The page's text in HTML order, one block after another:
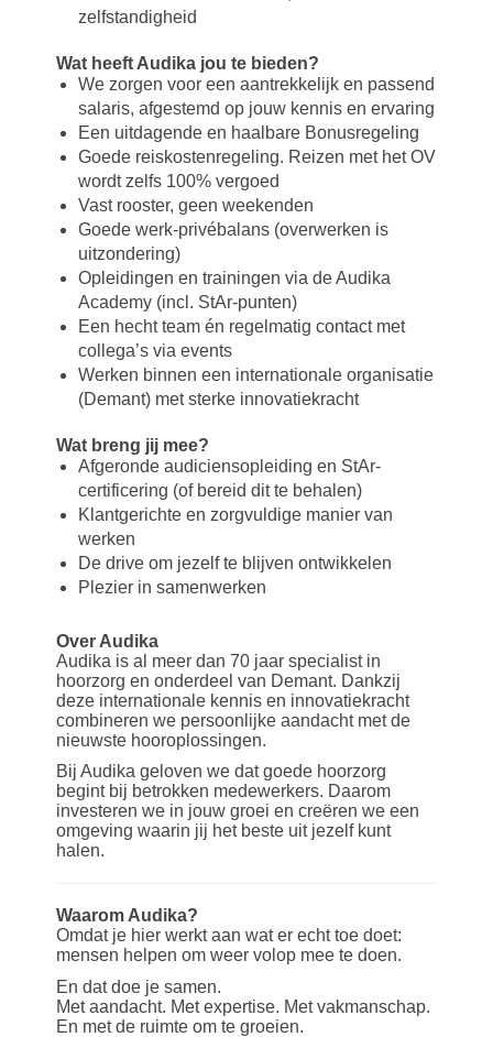
zelfstandigheid
Wat heeft Audika jou te bieden?
We zorgen voor een aantrekkelijk en passend
salaris, afgestemd op jouw kennis en ervaring
Een uitdagende en haalbare Bonusregeling
Goede reiskostenregeling. Reizen met het OV
wordt zelfs 100% vergoed
Vast rooster, geen weekenden
Goede werk-privébalans (overwerken is
uitzondering)
Opleidingen en trainingen via de Audika
Academy (incl. StAr-punten)
Een hecht team én regelmatig contact met
collega’s via events
Werken binnen een internationale organisatie
(Demant) met sterke innovatiekracht
Wat breng jij mee?
Afgeronde audiciensopleiding en StAr-
certificering (of bereid dit te behalen)
Klantgerichte en zorgvuldige manier van
werken
De drive om jezelf te blijven ontwikkelen
Plezier in samenwerken
Over Audika
Audika is al meer dan 70 jaar specialist in
hoorzorg en onderdeel van Demant. Dankzij
deze internationale kennis en innovatiekracht
combineren we persoonlijke aandacht met de
nieuwste hooroplossingen.
Bij Audika geloven we dat goede hoorzorg
begint bij betrokken medewerkers. Daarom
investeren we in jouw groei en creëren we een
omgeving waarin jij het beste uit jezelf kunt
halen.
Waarom Audika?
Omdat je hier werkt aan wat er echt toe doet:
mensen helpen om weer volop mee te doen.
En dat doe je samen.
Met aandacht. Met expertise. Met vakmanschap.
En met de ruimte om te groeien.